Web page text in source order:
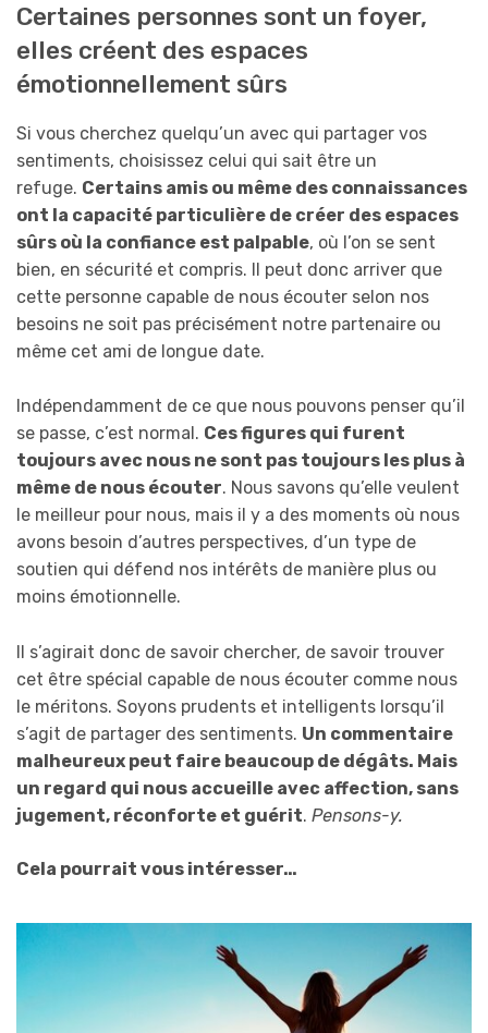
Certaines personnes sont un foyer,
elles créent des espaces
émotionnellement sûrs
Si vous cherchez quelqu’un avec qui partager vos
sentiments, choisissez celui qui sait être un
refuge. Certains amis ou même des connaissances
ont la capacité particulière de créer des espaces
sûrs où la confiance est palpable, où l’on se sent
bien, en sécurité et compris. Il peut donc arriver que
cette personne capable de nous écouter selon nos
besoins ne soit pas précisément notre partenaire ou
même cet ami de longue date.
Indépendamment de ce que nous pouvons penser qu’il
se passe, c’est normal. Ces figures qui furent
toujours avec nous ne sont pas toujours les plus à
même de nous écouter. Nous savons qu’elle veulent
le meilleur pour nous, mais il y a des moments où nous
avons besoin d’autres perspectives, d’un type de
soutien qui défend nos intérêts de manière plus ou
moins émotionnelle.
Il s’agirait donc de savoir chercher, de savoir trouver
cet être spécial capable de nous écouter comme nous
le méritons. Soyons prudents et intelligents lorsqu’il
s’agit de partager des sentiments. Un commentaire
malheureux peut faire beaucoup de dégâts. Mais
un regard qui nous accueille avec affection, sans
jugement, réconforte et guérit. Pensons-y.
Cela pourrait vous intéresser…